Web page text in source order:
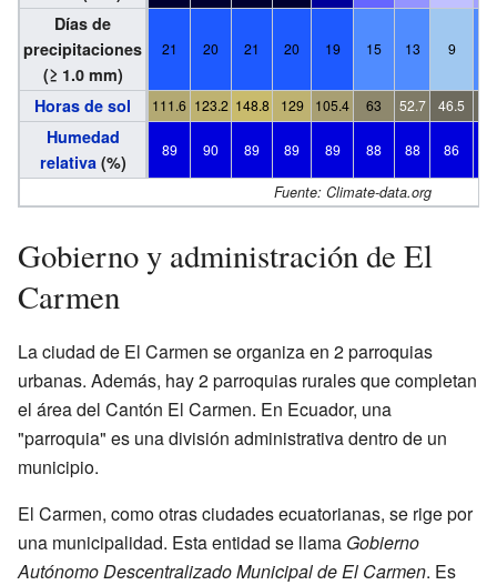
Días de
precipitaciones
(≥ 1.0 mm)
21 20 21 20 19 15 13 9
Horas de sol 111.6 123.2 148.8 129 105.4 63 52.7 46.5
Humedad
relativa(%)
89 90 89 89 89 88 88 86
Fuente: Climate-data.org
Gobierno y administración de El
Carmen
La ciudad de El Carmen se organiza en 2 parroquias
urbanas. Además, hay 2 parroquias rurales que completan
el área del Cantón El Carmen. En Ecuador, una
"parroquia" es una división administrativa dentro de un
municipio.
El Carmen, como otras ciudades ecuatorianas, se rige por
una municipalidad. Esta entidad se llama Gobierno
Autónomo Descentralizado Municipal de El Carmen. Es